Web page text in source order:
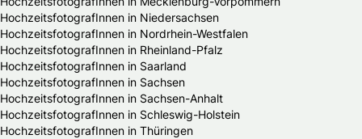
HochzeitsfotografInnen in Niedersachsen
HochzeitsfotografInnen in Nordrhein-Westfalen
HochzeitsfotografInnen in Rheinland-Pfalz
HochzeitsfotografInnen in Saarland
HochzeitsfotografInnen in Sachsen
HochzeitsfotografInnen in Sachsen-Anhalt
HochzeitsfotografInnen in Schleswig-Holstein
HochzeitsfotografInnen in Thüringen